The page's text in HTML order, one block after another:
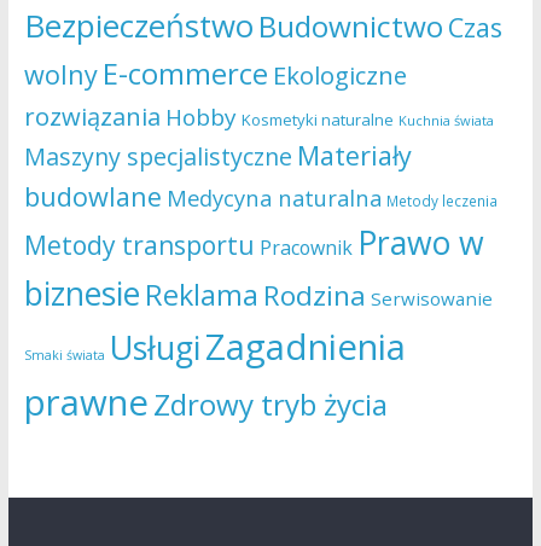
Bezpieczeństwo Budownictwo Czas
wolny E-commerce Ekologiczne
rozwiązania Hobby Kosmetyki naturalne Kuchnia świata
Maszyny specjalistyczne Materiały
budowlane Medycyna naturalna Metody leczenia
Metody transportu Pracownik Prawo w
biznesie Reklama Rodzina Serwisowanie
Smaki świata UsługiZagadnienia
prawneZdrowy tryb życia